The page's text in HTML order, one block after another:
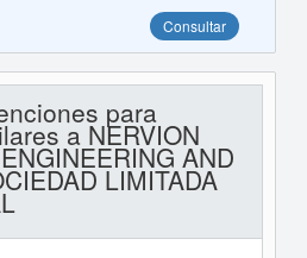
Consultar
para
a NERVION
AND
LIMITADA